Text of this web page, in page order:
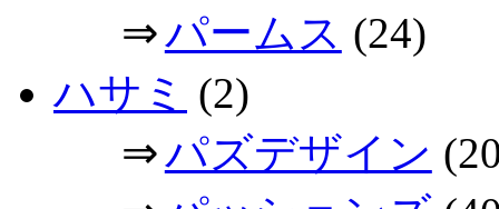
⇒パームス (24)
ハサミ (2)
⇒パズデザイン